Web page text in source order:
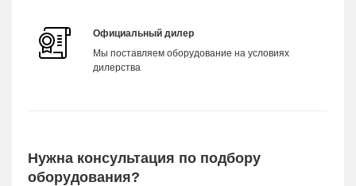
Официальный дилер
Мы поставляем оборудование на условиях
дилерства
Нужна консультация по подбору
оборудования?